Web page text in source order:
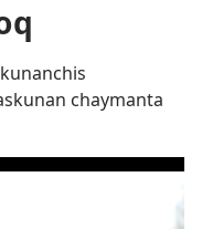
chaymanta